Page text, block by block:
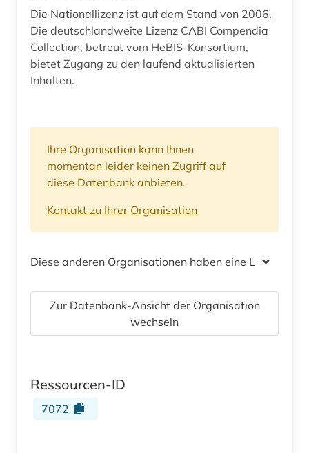
Die Nationallizenz ist auf dem Stand von 2006.
Die deutschlandweite Lizenz CABI Compendia
Collection, betreut vom HeBIS-Konsortium,
bietet Zugang zu den laufend aktualisierten
Inhalten.
Ihre Organisation kann Ihnen
momentan leider keinen Zugriff auf
diese Datenbank anbieten.
Kontakt zu Ihrer Organisation
Diese anderen Organisationen haben eine Lizenz
Zur Datenbank-Ansicht der Organisation
wechseln
Ressourcen-ID
7072